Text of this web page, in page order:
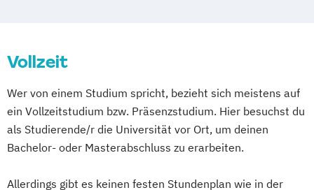
Onlinekommunikation
Vollzeit
Wer von einem Studium spricht, bezieht sich meistens auf
ein Vollzeitstudium bzw. Präsenzstudium. Hier besuchst du
als Studierende/r die Universität vor Ort, um deinen
Bachelor- oder Masterabschluss zu erarbeiten.
Allerdings gibt es keinen festen Stundenplan wie in der